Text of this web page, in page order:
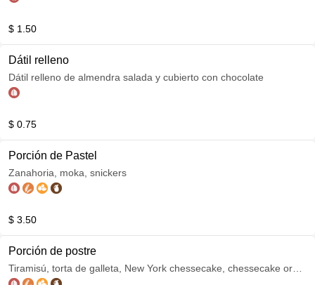
$ 1.50
Dátil relleno
Dátil relleno de almendra salada y cubierto con chocolate
$ 0.75
Porción de Pastel
Zanahoria, moka, snickers
$ 3.50
Porción de postre
Tiramisú, torta de galleta, New York chessecake, chessecake oreo,
chessecake de naranja y chocolate.